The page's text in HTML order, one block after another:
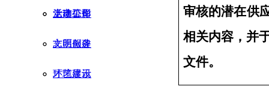
党建工作
文明创建
环境建设
上市公司
活动掠影
志愿服务
才艺展示
审核的潜在供
相关内容，并
文件。